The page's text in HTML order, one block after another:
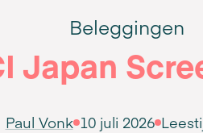
Beleggingen
Japan
Paul Vonk 10 juli 2026